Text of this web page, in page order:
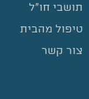
תושבי חו”ל
טיפול מהבית
צור קשר